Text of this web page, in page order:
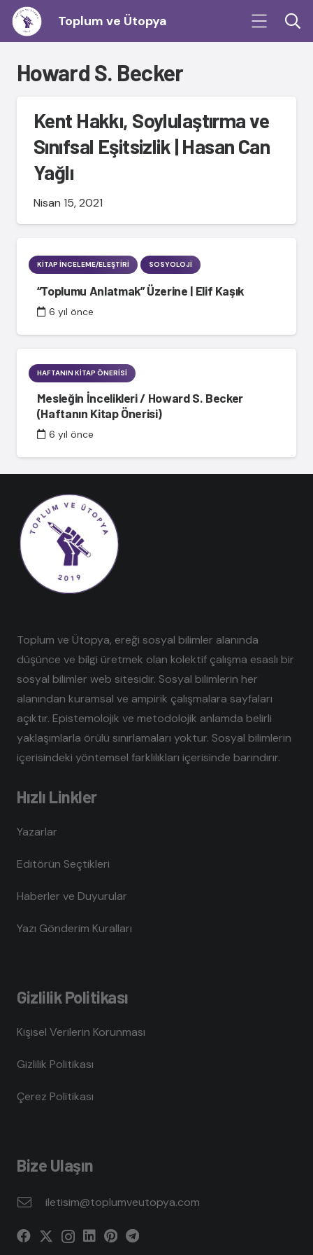
Toplum ve Ütopya
Howard S. Becker
Kent Hakkı, Soylulaştırma ve
Sınıfsal Eşitsizlik | Hasan Can
Yağlı
Nisan 15, 2021
KITAP İNCELEME/ELEŞTIRI SOSYOLOJI
“Toplumu Anlatmak” Üzerine | Elif Kaşık
6 yıl önce
HAFTANIN KITAP ÖNERISI
Mesleğin İncelikleri / Howard S. Becker
(Haftanın Kitap Önerisi)
6 yıl önce
Toplum ve Ütopya, ereği sosyal bilimler alanında
düşünce ve bilgi üretmek olan kolektif çalışma esaslı bir
sosyal bilimler web sitesidir. Sosyal bilimlerin her
alanından kuramsal ve ampirik çalışmalara sayfaları
açıktır. Epistemolojik ve metodolojik anlamda belirli
yaklaşımlarla örülü sınırlamaları yoktur. Sosyal bilimlerin
içerisindeki yöntemsel farklılıkları içerisinde barındırır.
Hızlı Linkler
Yazarlar
Editörün Seçtikleri
Haberler ve Duyurular
Yazı Gönderim Kuralları
Gizlilik Politikası
Kişisel Verilerin Korunması
Gizlilik Politikası
Çerez Politikası
Bize Ulaşın
iletisim@toplumveutopya.com